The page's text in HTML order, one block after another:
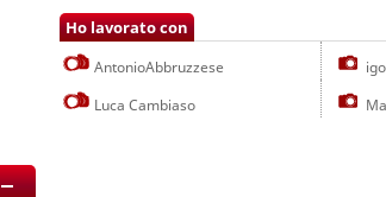
Ho lavorato con
AntonioAbbruzzese
Luca Cambiaso